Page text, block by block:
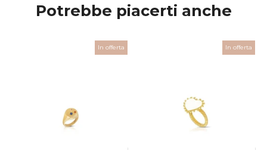
Potrebbe piacerti anche
In offerta In offerta